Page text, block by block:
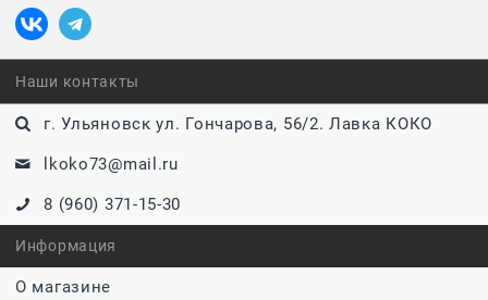
Наши контакты
г. Ульяновск ул. Гончарова, 56/2. Лавка КОКО
lkoko73@mail.ru
8 (960) 371-15-30
Информация
О магазине